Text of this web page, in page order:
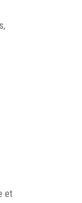
et